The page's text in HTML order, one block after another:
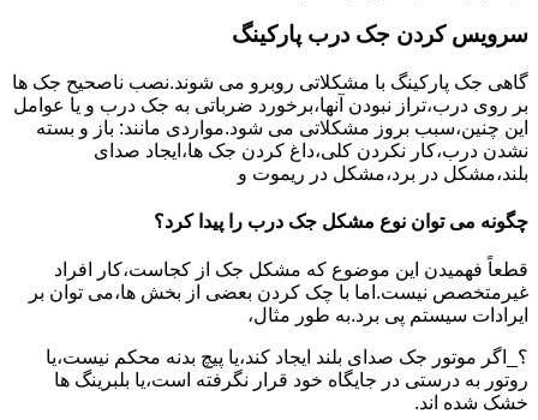
سرویس کردن جک درب پارکینگ
گاهی جک پارکینگ با مشکلاتی روبرو می شوند.نصب ناصحیح جک ها
بر روی درب،تراز نبودن آنها،برخورد ضرباتی به جک درب و یا عوامل
این چنین،سبب بروز مشکلاتی می شود.مواردی مانند: باز و بسته
نشدن درب،کار نکردن کلی،داغ کردن جک ها،ایجاد صدای
بلند،مشکل در برد،مشکل در ریموت و
چگونه می توان نوع مشکل جک درب را پیدا کرد؟
قطعاً فهمیدن این موضوع که مشکل جک از کجاست،کار افراد
غیرمتخصص نیست.اما با چک کردن بعضی از بخش ها،می توان بر
ایرادات سیستم پی برد.به طور مثال،
؟_اگر موتور جک صدای بلند ایجاد کند،یا پیچ بدنه محکم نیست،یا
روتور به درستی در جایگاه خود قرار نگرفته است،یا بلبرینگ ها
خشک شده اند.